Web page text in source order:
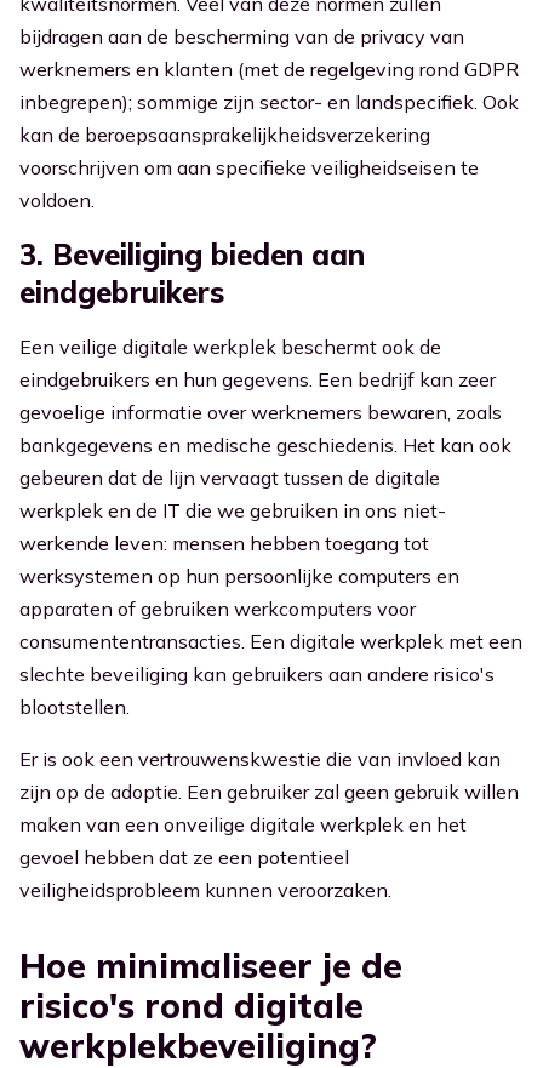
bijdragen aan de bescherming van de privacy van
werknemers en klanten (met de regelgeving rond GDPR
inbegrepen); sommige zijn sector- en landspecifiek. Ook
kan de beroepsaansprakelijkheidsverzekering
voorschrijven om aan specifieke veiligheidseisen te
voldoen.
3. Beveiliging bieden aan
eindgebruikers
Een veilige digitale werkplek beschermt ook de
eindgebruikers en hun gegevens. Een bedrijf kan zeer
gevoelige informatie over werknemers bewaren, zoals
bankgegevens en medische geschiedenis. Het kan ook
gebeuren dat de lijn vervaagt tussen de digitale
werkplek en de IT die we gebruiken in ons niet-
werkende leven: mensen hebben toegang tot
werksystemen op hun persoonlijke computers en
apparaten of gebruiken werkcomputers voor
consumententransacties. Een digitale werkplek met een
slechte beveiliging kan gebruikers aan andere risico's
blootstellen.
Er is ook een vertrouwenskwestie die van invloed kan
zijn op de adoptie. Een gebruiker zal geen gebruik willen
maken van een onveilige digitale werkplek en het
gevoel hebben dat ze een potentieel
veiligheidsprobleem kunnen veroorzaken.
Hoe minimaliseer je de
risico's rond digitale
werkplekbeveiliging?